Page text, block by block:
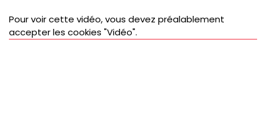
Pour voir cette vidéo, vous devez préalablement
accepter les cookies "Vidéo".